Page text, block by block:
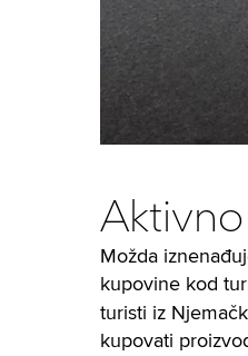
Možda
kupovine kod
turisti iz
kupovati